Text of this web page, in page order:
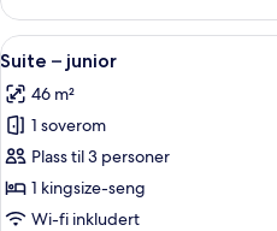
–
executive
Åpne
alle
bildene
av
Suite
–
junior
7
Suite – junior
46 m²
1 soverom
Plass til 3 personer
1 kingsize-seng
Wi-fi inkludert